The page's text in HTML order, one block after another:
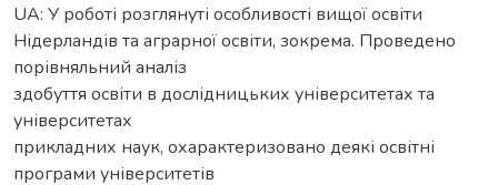
UA: У роботі розглянуті особливості вищої освіти
Нідерландів та аграрної освіти, зокрема. Проведено
порівняльний аналіз
здобуття освіти в дослідницьких університетах та
університетах
прикладних наук, охарактеризовано деякі освітні
програми університетів